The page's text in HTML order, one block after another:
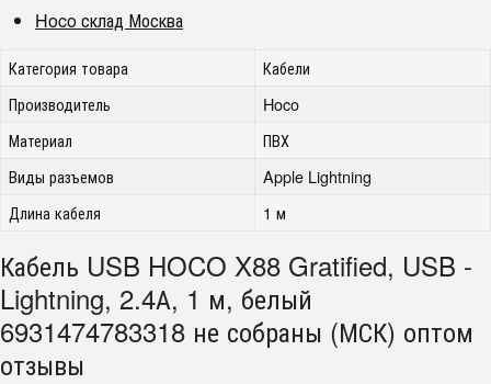
Hoco склад Москва
Категория товара
Кабели
Производитель
Hoco
Материал
ПВХ
Виды разъемов
Apple Lightning
Длина кабеля
1 м
Кабель USB HOCO X88 Gratified, USB -
Lightning, 2.4А, 1 м, белый
6931474783318 не собраны (МСК) оптом
отзывы